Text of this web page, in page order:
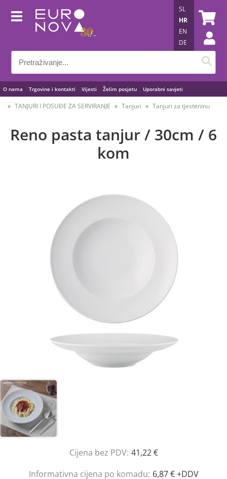
O nama Trgovine i kontakti Vijesti Želim posjetu Uporabni savjeti
SL
HR
EN
DE
TANJURI I POSUĐE ZA SERVIRANJE Tanjuri Tanjuri za tjesteninu
Reno pasta tanjur / 30cm / 6
kom
Cijena bez PDV: 41,22 €
Informativna cijena po komadu: 6,87 € +DDV